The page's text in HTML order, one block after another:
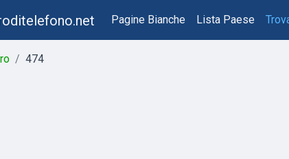
Pagine Bianche Lista Paese
474